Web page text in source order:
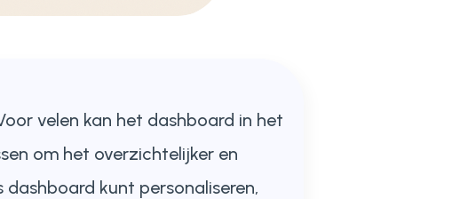
velen kan het dashboard in het
om het overzichtelijker en
kunt personaliseren,